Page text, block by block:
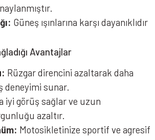
Güneş ışınlarına karşı dayanıklıdır
Avantajlar
Rüzgar direncini azaltarak daha
deneyimi sunar.
iyi görüş sağlar ve uzun
azaltır.
Motosikletinize sportif ve agresif